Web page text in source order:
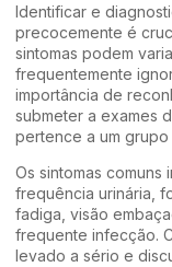
Identificar e
precocemente é
sintomas podem
frequentemente
importância de
submeter a exames
pertence a um grupo
Os sintomas comuns
frequência urinária,
fadiga, visão
frequente infecção.
levado a sério e